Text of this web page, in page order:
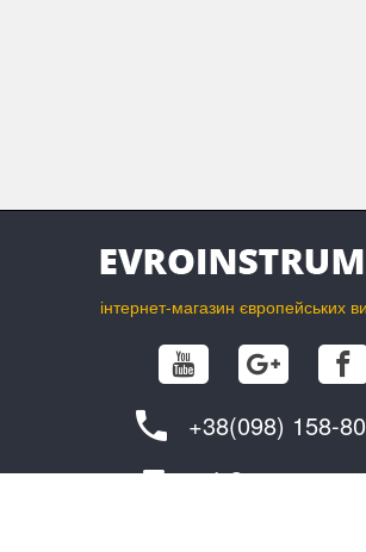
інтернет-магазин європейських
+38(098) 158-